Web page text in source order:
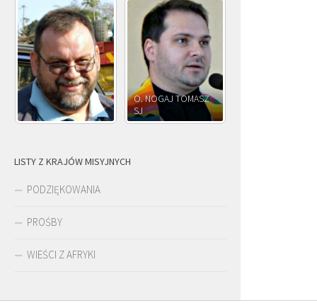
O. NOGAJ TOMASZ
SJ
O. JÓZEF OLEKSY SJ
LISTY Z KRAJÓW MISYJNYCH
PODZIĘKOWANIA
PROŚBY
WIEŚCI Z AFRYKI